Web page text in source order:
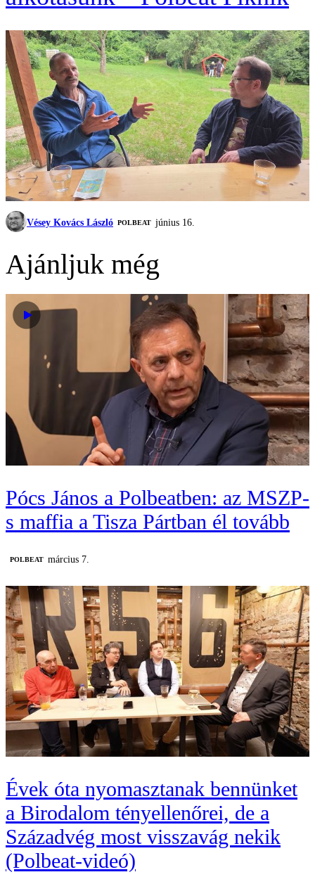
Vésey Kovács László ‎POLBEAT június 16.
Ajánljuk még
Pócs János a Polbeatben: az MSZP-
s maffia a Tisza Pártban él tovább
‎POLBEAT március 7.
Évek óta nyomasztanak bennünket
a Birodalom tényellenőrei, de a
Századvég most visszavág nekik
(Polbeat-videó)